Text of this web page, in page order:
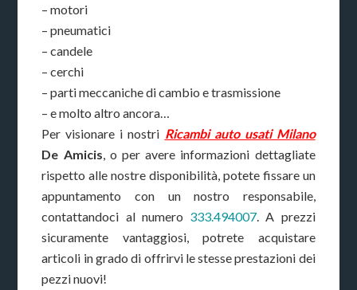
– motori
– pneumatici
– candele
– cerchi
– parti meccaniche di cambio e trasmissione
– e molto altro ancora…
Per visionare i nostri Ricambi auto usati Milano
De Amicis, o per avere informazioni dettagliate
rispetto alle nostre disponibilità, potete fissare un
appuntamento con un nostro responsabile,
contattandoci al numero 333.494007. A prezzi
sicuramente vantaggiosi, potrete acquistare
articoli in grado di offrirvi le stesse prestazioni dei
pezzi nuovi!